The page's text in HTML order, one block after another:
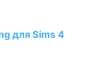
для Sims 4